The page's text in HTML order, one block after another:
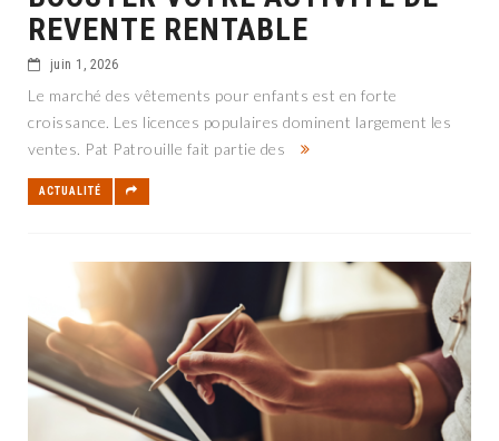
REVENTE RENTABLE
juin 1, 2026
Le marché des vêtements pour enfants est en forte
croissance. Les licences populaires dominent largement les
ventes. Pat Patrouille fait partie des
ACTUALITÉ